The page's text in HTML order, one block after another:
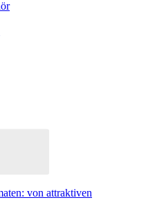
von attraktiven